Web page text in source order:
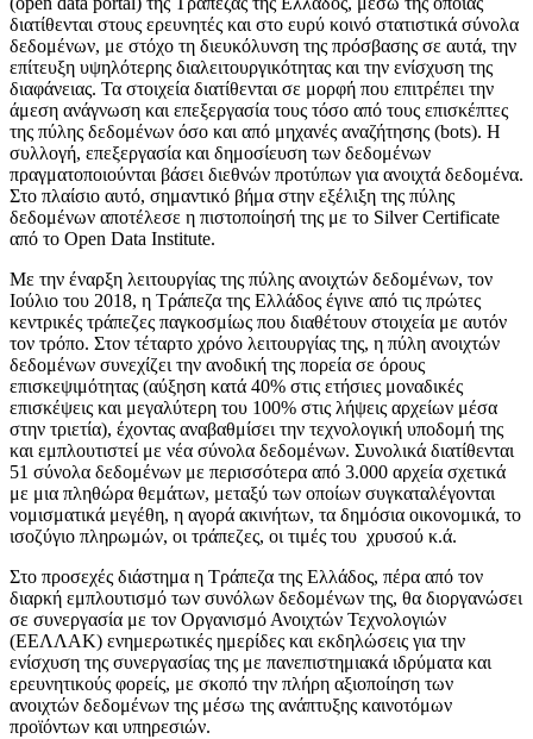
διατίθενται στους ερευνητές και στο ευρύ κοινό στατιστικά σύνολα
δεδομένων, με στόχο τη διευκόλυνση της πρόσβασης σε αυτά, την
επίτευξη υψηλότερης διαλειτουργικότητας και την ενίσχυση της
διαφάνειας. Τα στοιχεία διατίθενται σε μορφή που επιτρέπει την
άμεση ανάγνωση και επεξεργασία τους τόσο από τους επισκέπτες
της πύλης δεδομένων όσο και από μηχανές αναζήτησης (bots). Η
συλλογή, επεξεργασία και δημοσίευση των δεδομένων
πραγματοποιούνται βάσει διεθνών προτύπων για ανοιχτά δεδομένα.
Στο πλαίσιο αυτό, σημαντικό βήμα στην εξέλιξη της πύλης
δεδομένων αποτέλεσε η πιστοποίησή της με το Silver Certificate
από το Open Data Institute.
Με την έναρξη λειτουργίας της πύλης ανοιχτών δεδομένων, τον
Ιούλιο του 2018, η Τράπεζα της Ελλάδος έγινε από τις πρώτες
κεντρικές τράπεζες παγκοσμίως που διαθέτουν στοιχεία με αυτόν
τον τρόπο. Στον τέταρτο χρόνο λειτουργίας της, η πύλη ανοιχτών
δεδομένων συνεχίζει την ανοδική της πορεία σε όρους
επισκεψιμότητας (αύξηση κατά 40% στις ετήσιες μοναδικές
επισκέψεις και μεγαλύτερη του 100% στις λήψεις αρχείων μέσα
στην τριετία), έχοντας αναβαθμίσει την τεχνολογική υποδομή της
και εμπλουτιστεί με νέα σύνολα δεδομένων. Συνολικά διατίθενται
51 σύνολα δεδομένων με περισσότερα από 3.000 αρχεία σχετικά
με μια πληθώρα θεμάτων, μεταξύ των οποίων συγκαταλέγονται
νομισματικά μεγέθη, η αγορά ακινήτων, τα δημόσια οικονομικά, το
ισοζύγιο πληρωμών, οι τράπεζες, οι τιμές του χρυσού κ.ά.
Στο προσεχές διάστημα η Τράπεζα της Ελλάδος, πέρα από τον
διαρκή εμπλουτισμό των συνόλων δεδομένων της, θα διοργανώσει
σε συνεργασία με τον Οργανισμό Ανοιχτών Τεχνολογιών
(ΕΕΛΛΑΚ) ενημερωτικές ημερίδες και εκδηλώσεις για την
ενίσχυση της συνεργασίας της με πανεπιστημιακά ιδρύματα και
ερευνητικούς φορείς, με σκοπό την πλήρη αξιοποίηση των
ανοιχτών δεδομένων της μέσω της ανάπτυξης καινοτόμων
προϊόντων και υπηρεσιών.